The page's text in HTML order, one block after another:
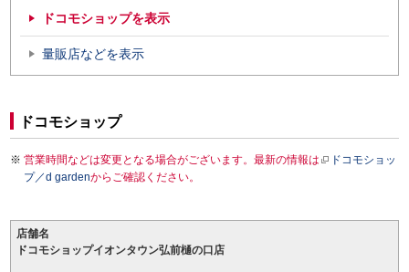
ドコモショップを表示
量販店などを表示
ドコモショップ
営業時間などは変更となる場合がございます。最新の情報は
ドコモショッ
プ／d gardenからご確認ください。
店舗名
ドコモショップイオンタウン弘前樋の口店